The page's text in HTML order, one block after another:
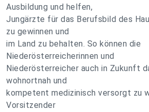
Ausbildung und helfen,
Jungärzte für das Berufsbild des
zu gewinnen und
im Land zu behalten. So können die
Niederösterreicherinnen und
Niederösterreicher auch in Zukunft
wohnortnah und
kompetent medizinisch versorgt zu
Vorsitzender